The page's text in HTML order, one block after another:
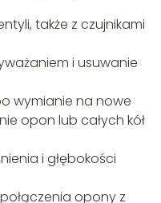
także z czujnikami
i usuwanie
wymianie na nowe
opon lub całych kół
i głębokości
opony z